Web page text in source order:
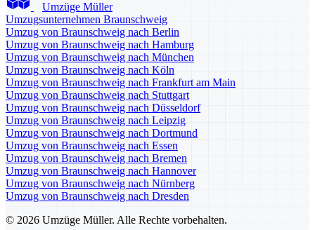
Umzüge Müller
Umzugsunternehmen Braunschweig
Umzug von Braunschweig nach Berlin
Umzug von Braunschweig nach Hamburg
Umzug von Braunschweig nach München
Umzug von Braunschweig nach Köln
Umzug von Braunschweig nach Frankfurt am Main
Umzug von Braunschweig nach Stuttgart
Umzug von Braunschweig nach Düsseldorf
Umzug von Braunschweig nach Leipzig
Umzug von Braunschweig nach Dortmund
Umzug von Braunschweig nach Essen
Umzug von Braunschweig nach Bremen
Umzug von Braunschweig nach Hannover
Umzug von Braunschweig nach Nürnberg
Umzug von Braunschweig nach Dresden
© 2026 Umzüge Müller. Alle Rechte vorbehalten.